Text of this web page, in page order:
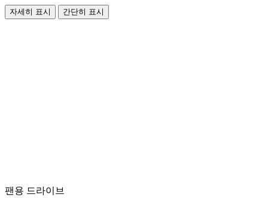
자세히 표시 간단히 표시
팬용 드라이브